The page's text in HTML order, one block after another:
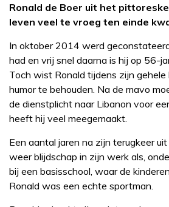
Ronald de Boer uit het
leven veel te vroeg ten einde
In oktober 2014 werd
had en vrij snel daarna is hij op 56-
Toch wist Ronald tijdens zijn
humor te behouden. Na de mavo
de dienstplicht naar Libanon voor
heeft hij veel meegemaakt.
Een aantal jaren na zijn terugkeer
weer blijdschap in zijn werk als,
bij een basisschool, waar de
Ronald was een echte sportman.